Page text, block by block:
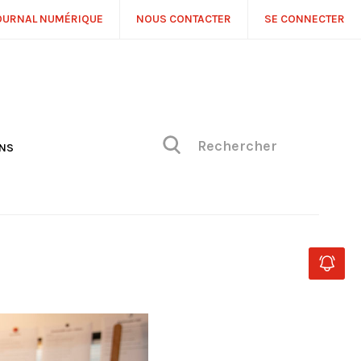
NUMÉRIQUE NOUS CONTACTER SE CONNECTER